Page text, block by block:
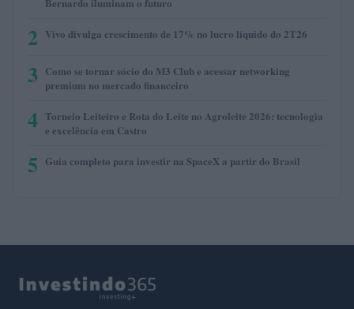
2 Vivo divulga crescimento de 17% no lucro líquido do 2T26
3 Como se tornar sócio do M3 Club e acessar networking
premium no mercado financeiro
4 Torneio Leiteiro e Rota do Leite no Agroleite 2026: tecnologia
e excelência em Castro
5 Guia completo para investir na SpaceX a partir do Brasil